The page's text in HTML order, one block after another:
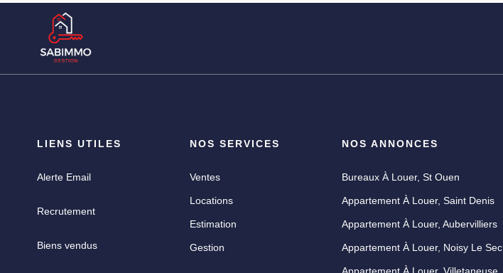
LIENS UTILES
Alerte Email
Recrutement
Biens vendus
NOS SERVICES
Ventes
Locations
Estimation
Gestion
NOS ANNONCES
Bureaux À Louer, St Ouen
Appartement À Louer, Saint Denis
Appartement À Louer, Aubervilliers
Appartement À Louer, Noisy Le Sec